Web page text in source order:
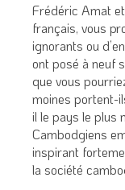
Frédéric Amat
français, vous
ignorants ou
ont posé à neuf
que vous
moines portent-
il le pays le plus
Cambodgiens
inspirant
la société